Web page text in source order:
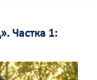
Частка 1: